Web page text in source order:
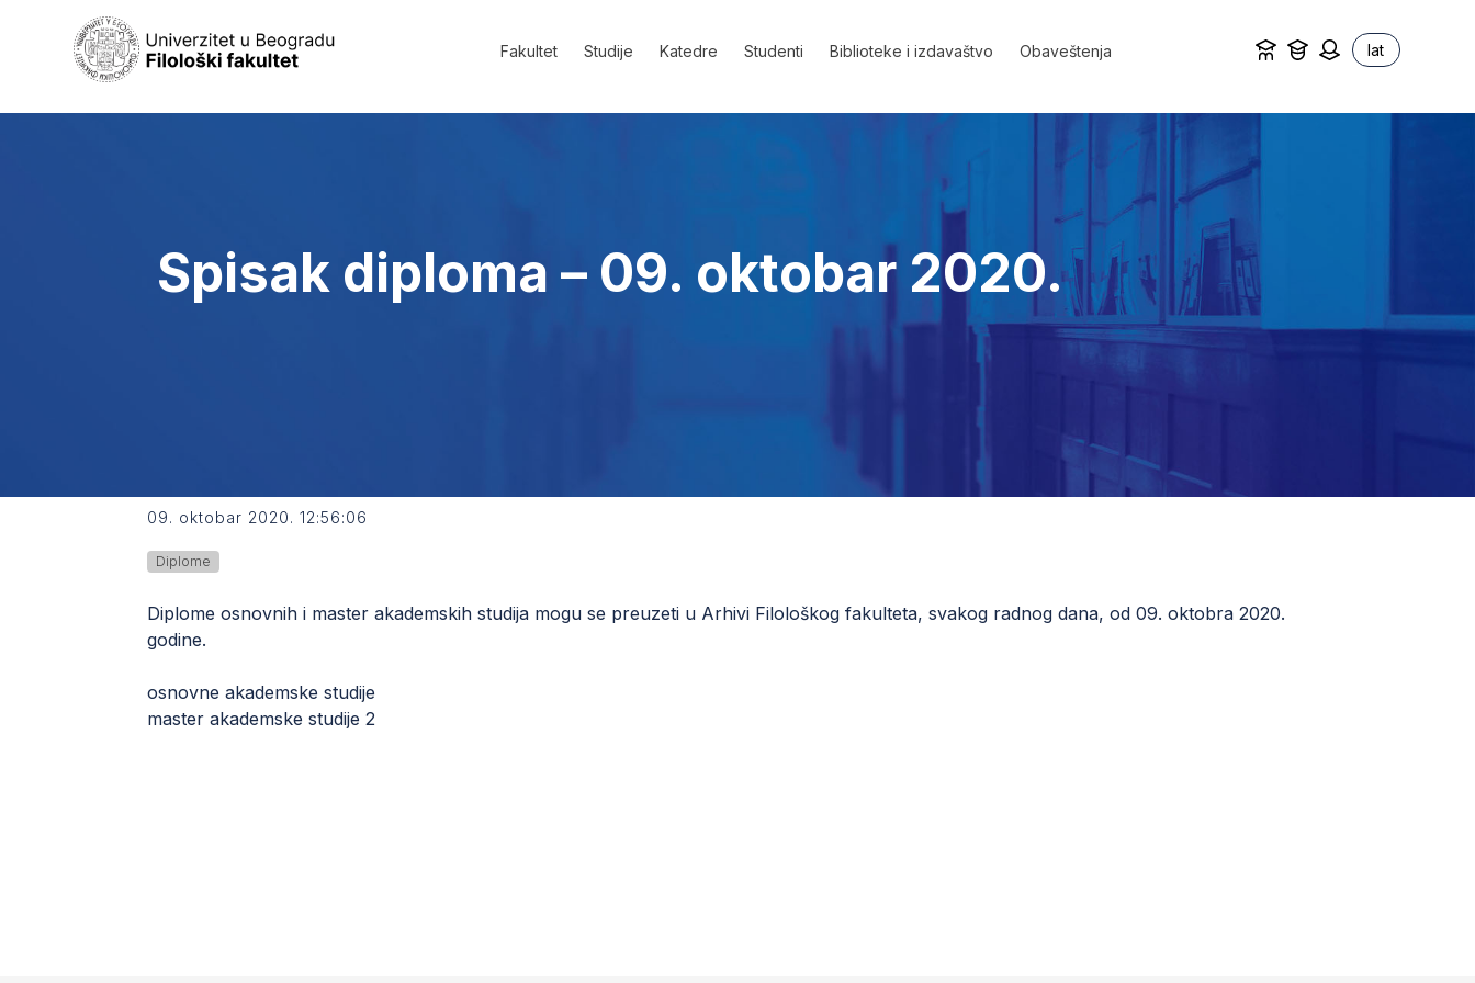
Fakultet Studije Katedre Studenti Biblioteke i izdavaštvo Obaveštenja lat
Spisak diploma – 09. oktobar 2020.
09. oktobar 2020. 12:56:06
Diplome
Diplome osnovnih i master akademskih studija mogu se preuzeti u Arhivi Filološkog fakulteta, svakog radnog dana, od 09. oktobra 2020.
godine.
osnovne akademske studije
master akademske studije 2